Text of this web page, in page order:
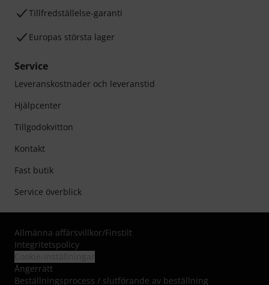
Tillfredställelse-garanti
Europas största lager
Service
Leveranskostnader och leveranstid
Hjälpcenter
Tillgodokvitton
Kontakt
Fast butik
Service överblick
Allmänna affärsvillkor/Finstilt
Integritetspolicy
Ångerrätt
Beställningsprocess / slutförande av beställning